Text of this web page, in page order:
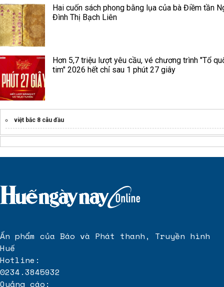
Hai cuốn sách phong bằng lụa của bà Điềm tần
Đình Thị Bạch Liên
Hơn 5,7 triệu lượt yêu cầu, vé chương trình "Tổ
tim" 2026 hết chỉ sau 1 phút 27 giây
việt bắc 8 câu đầu
Ấn phẩm của Báo và Phát thanh, Truyền hình
Huế
Hotline:
0234.3845932
Quảng cáo: